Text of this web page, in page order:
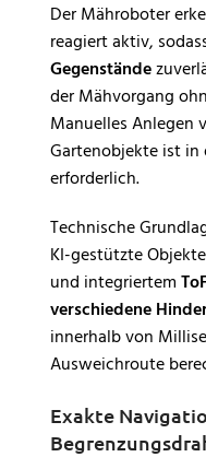
Der Mähroboter
reagiert aktiv,
Gegenstände
der Mähvorgang
Manuelles Anlegen
Gartenobjekte ist in
erforderlich.
Technische
KI-gestützte
und integriertem
verschiedene
innerhalb von
Ausweichroute
Exakte